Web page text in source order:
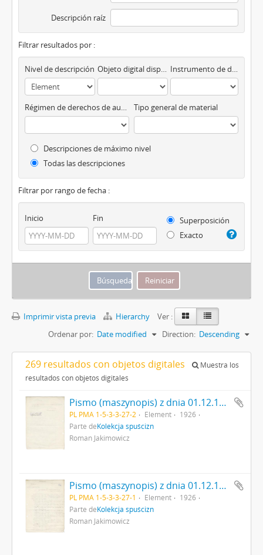
Descripción raíz
Filtrar resultados por :
Nivel de descripción Objeto digital disponibles Instrumento de descripción
Régimen de derechos de autor Tipo general de material
Descripciones de máximo nivel
Todas las descripciones
Filtrar por rango de fecha :
Inicio Fin
Superposición
Exacto
Imprimir vista previa Hierarchy
Ver :
Ordenar por: Date modified Direction: Descending
269 resultados con objetos digitales
Muestra los
resultados con objetos digitales
Pismo (maszynopis) z dnia 01.12.1926 r. z P.G.K.Z.P. do Rady Instytutu Nauk Antropologicznych T.N.W. w sprawie wymiany zbiorów strona: "przyczyni się do szybszego rozwoju […]".
PL PMA 1-5-3-3-27-2 Element
1926
Parte deKolekcja spuścizn
Roman Jakimowicz
Pismo (maszynopis) z dnia 01.12.1926 r. z P.G.K.Z.P. do Rady Instytutu Nauk Antropologicznych T.N.W. w sprawie wymiany zbiorów strona: "[…] Kierownictwo P.G.K.Z.P. wychodząc […]".
PL PMA 1-5-3-3-27-1 Element
1926
Parte deKolekcja spuścizn
Roman Jakimowicz